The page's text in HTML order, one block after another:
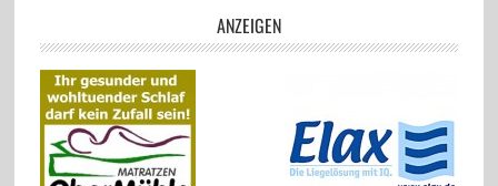
ANZEIGEN